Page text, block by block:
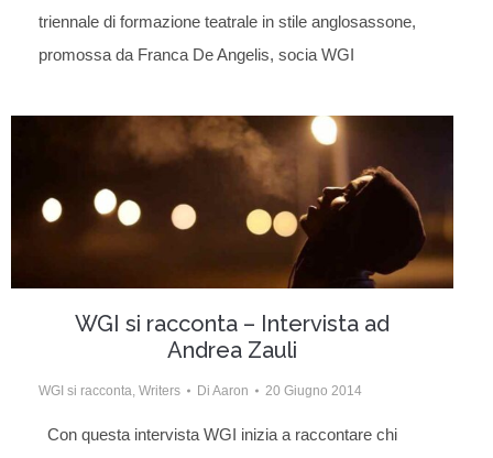
triennale di formazione teatrale in stile anglosassone,
promossa da Franca De Angelis, socia WGI
WGI si racconta – Intervista ad
Andrea Zauli
WGI si racconta Writers Di Aaron 20 Giugno 2014
Con questa intervista WGI inizia a raccontare chi